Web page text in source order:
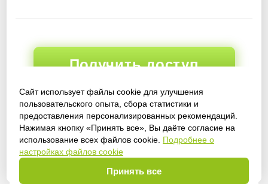
Сайт использует файлы cookie для улучшения
пользовательского опыта, сбора статистики и
предоставления персонализированных рекомендаций.
Нажимая кнопку «Принять все», Вы даёте согласие на
использование всех файлов cookie. Подробнее о
настройках файлов cookie
Принять все
Получить доступ
Войти